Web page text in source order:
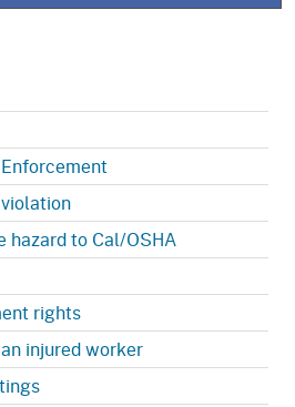
hazard to Cal/OSHA
rights
injured worker